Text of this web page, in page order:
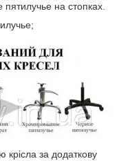
на стопках.
крісла за додаткову